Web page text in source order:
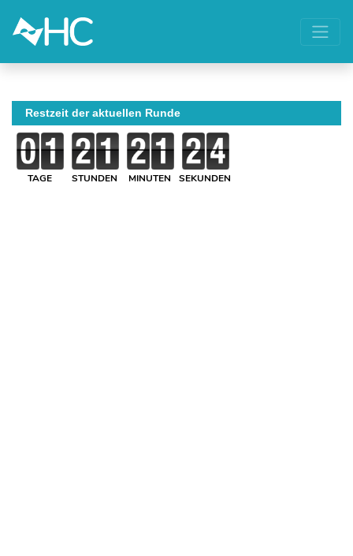
Restzeit der aktuellen Runde
TAGE STUNDEN MINUTEN SEKUNDEN